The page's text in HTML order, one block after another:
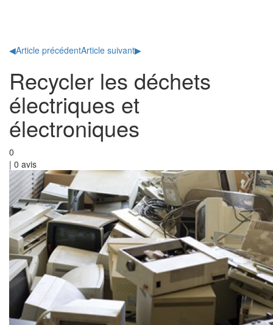
◀Article précédentArticle suivant▶
Recycler les déchets
électriques et
électroniques
0
| 0 avis